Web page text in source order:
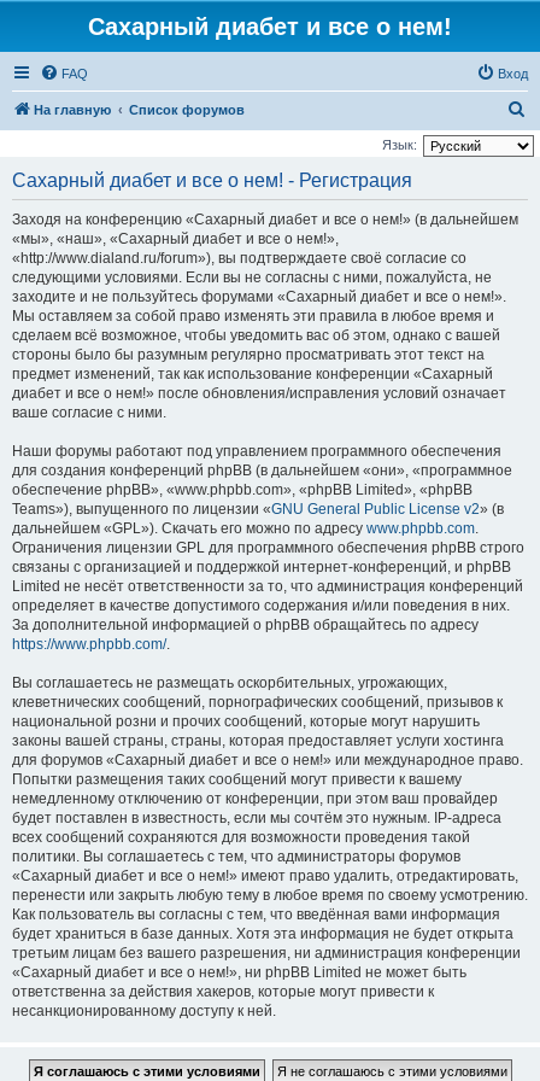
Сахарный диабет и все о нем!
FAQ Вход
На главную Список форумов
о
Язык:
Сахарный диабет и все о нем! - Регистрация
Заходя на конференцию «Сахарный диабет и все о нем!» (в дальнейшем
«мы», «наш», «Сахарный диабет и все о нем!»,
«http://www.dialand.ru/forum»), вы подтверждаете своё согласие со
следующими условиями. Если вы не согласны с ними, пожалуйста, не
заходите и не пользуйтесь форумами «Сахарный диабет и все о нем!».
Мы оставляем за собой право изменять эти правила в любое время и
сделаем всё возможное, чтобы уведомить вас об этом, однако с вашей
стороны было бы разумным регулярно просматривать этот текст на
предмет изменений, так как использование конференции «Сахарный
диабет и все о нем!» после обновления/исправления условий означает
ваше согласие с ними.
Наши форумы работают под управлением программного обеспечения
для создания конференций phpBB (в дальнейшем «они», «программное
обеспечение phpBB», «www.phpbb.com», «phpBB Limited», «phpBB
Teams»), выпущенного по лицензии «GNU General Public License v2» (в
дальнейшем «GPL»). Скачать его можно по адресу www.phpbb.com.
Ограничения лицензии GPL для программного обеспечения phpBB строго
связаны с организацией и поддержкой интернет-конференций, и phpBB
Limited не несёт ответственности за то, что администрация конференций
определяет в качестве допустимого содержания и/или поведения в них.
За дополнительной информацией о phpBB обращайтесь по адресу
https://www.phpbb.com/.
Вы соглашаетесь не размещать оскорбительных, угрожающих,
клеветнических сообщений, порнографических сообщений, призывов к
национальной розни и прочих сообщений, которые могут нарушить
законы вашей страны, страны, которая предоставляет услуги хостинга
для форумов «Сахарный диабет и все о нем!» или международное право.
Попытки размещения таких сообщений могут привести к вашему
немедленному отключению от конференции, при этом ваш провайдер
будет поставлен в известность, если мы сочтём это нужным. IP-адреса
всех сообщений сохраняются для возможности проведения такой
политики. Вы соглашаетесь с тем, что администраторы форумов
«Сахарный диабет и все о нем!» имеют право удалить, отредактировать,
перенести или закрыть любую тему в любое время по своему усмотрению.
Как пользователь вы согласны с тем, что введённая вами информация
будет храниться в базе данных. Хотя эта информация не будет открыта
третьим лицам без вашего разрешения, ни администрация конференции
«Сахарный диабет и все о нем!», ни phpBB Limited не может быть
ответственна за действия хакеров, которые могут привести к
несанкционированному доступу к ней.